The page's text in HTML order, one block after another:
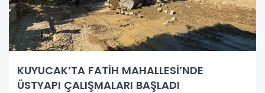
KUYUCAK’TA FATİH MAHALLESİ’NDE
ÜSTYAPI ÇALIŞMALARI BAŞLADI